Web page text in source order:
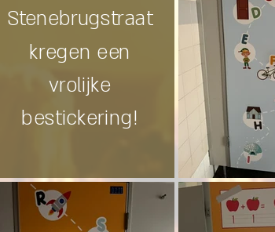
Stenebrugstraat
kregen een
vrolijke
bestickering!